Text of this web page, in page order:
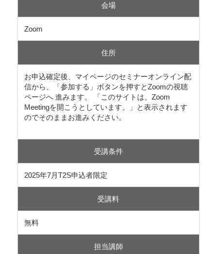
会場
Zoom
住所
お申込確定後、マイページのセミナーオンライン配
信から、「参加する」ボタンを押すとZoomの視聴
ページへ 進みます。 「このサイトは、Zoom
Meetingを開こうとしています。」と表示されます
のでそのままお進みください。
受講条件
2025年7月T2S申込者限定
受講料
無料
担当講師